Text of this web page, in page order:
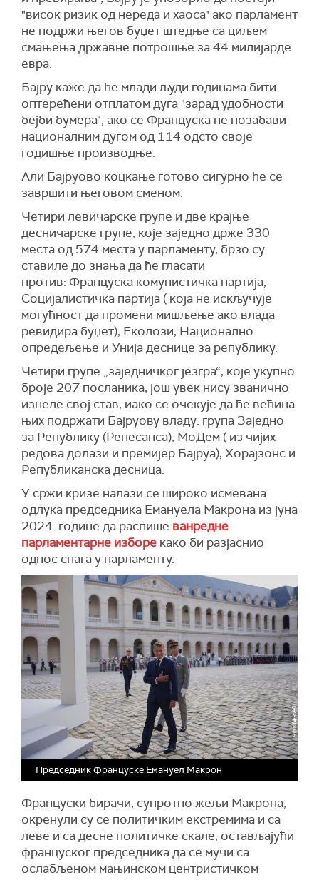
"висок ризик од нереда и хаоса" ако парламент
не подржи његов буџет штедње са циљем
смањења државне потрошње за 44 милијарде
евра.
Бајру каже да ће млади људи годинама бити
оптерећени отплатом дуга "зарад удобности
бејби бумера", ако се Француска не позабави
националним дугом од 114 одсто своје
годишње производње.
Али Бајруово коцкање готово сигурно ће се
завршити његовом сменом.
Четири левичарске групе и две крајње
десничарске групе, које заједно држе 330
места од 574 места у парламенту, брзо су
ставиле до знања да ће гласати
против: Француска комунистичка партија,
Социјалистичка партија ( која не искључује
могућностда промени мишљење ако влада
ревидира буџет), Еколози, Национално
опредељење и Унија деснице за републику.
Четири групе „заједничког језгра“, које укупно
броје 207 посланика, још увек нису званично
изнеле свој став, иако се очекује да ће већина
њих подржати Бајруову владу: група Заједно
за Републику (Ренесанса), МоДем ( из чијих
редова долази и премијер Бајруа), Хорајзонс и
Републиканска десница.
У сржи кризе налази се широко исмевана
одлука председника Емануела Макрона из јуна
2024. године да распише ванредне
парламентарне изборе како би разјаснио
однос снага у парламенту.
Председник Француске Емануел Макрон
Француски бирачи, супротно жељи Макрона,
окренули су се политичким екстремима и са
леве и са десне политичке скале, остављајући
француског председника да се мучи са
ослабљеном мањинском центристичком